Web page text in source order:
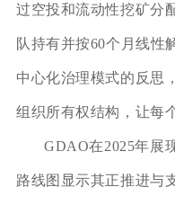
过空投和流动性挖矿分
队持有并按60个月线性
中心化治理模式的反思
组织所有权结构，让每
GDAO在2025年展
路线图显示其正推进与